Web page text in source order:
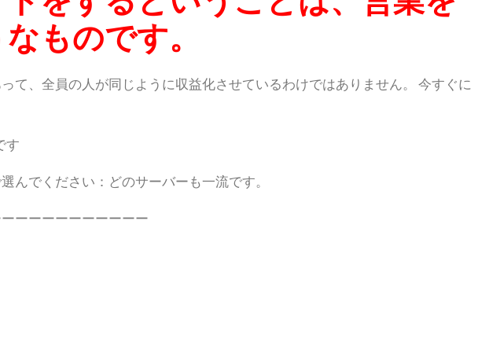
ものです。
て、全員の人が同じように収益化させているわけではありません。 今すぐに
す
んでください：どのサーバーも一流です。
ーーーーーーーーーー